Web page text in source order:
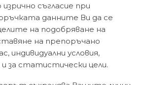
съгласие при
данните Ви да се
на подобряване на
на препоръчано
индивидуални условия,
за статистически цели.